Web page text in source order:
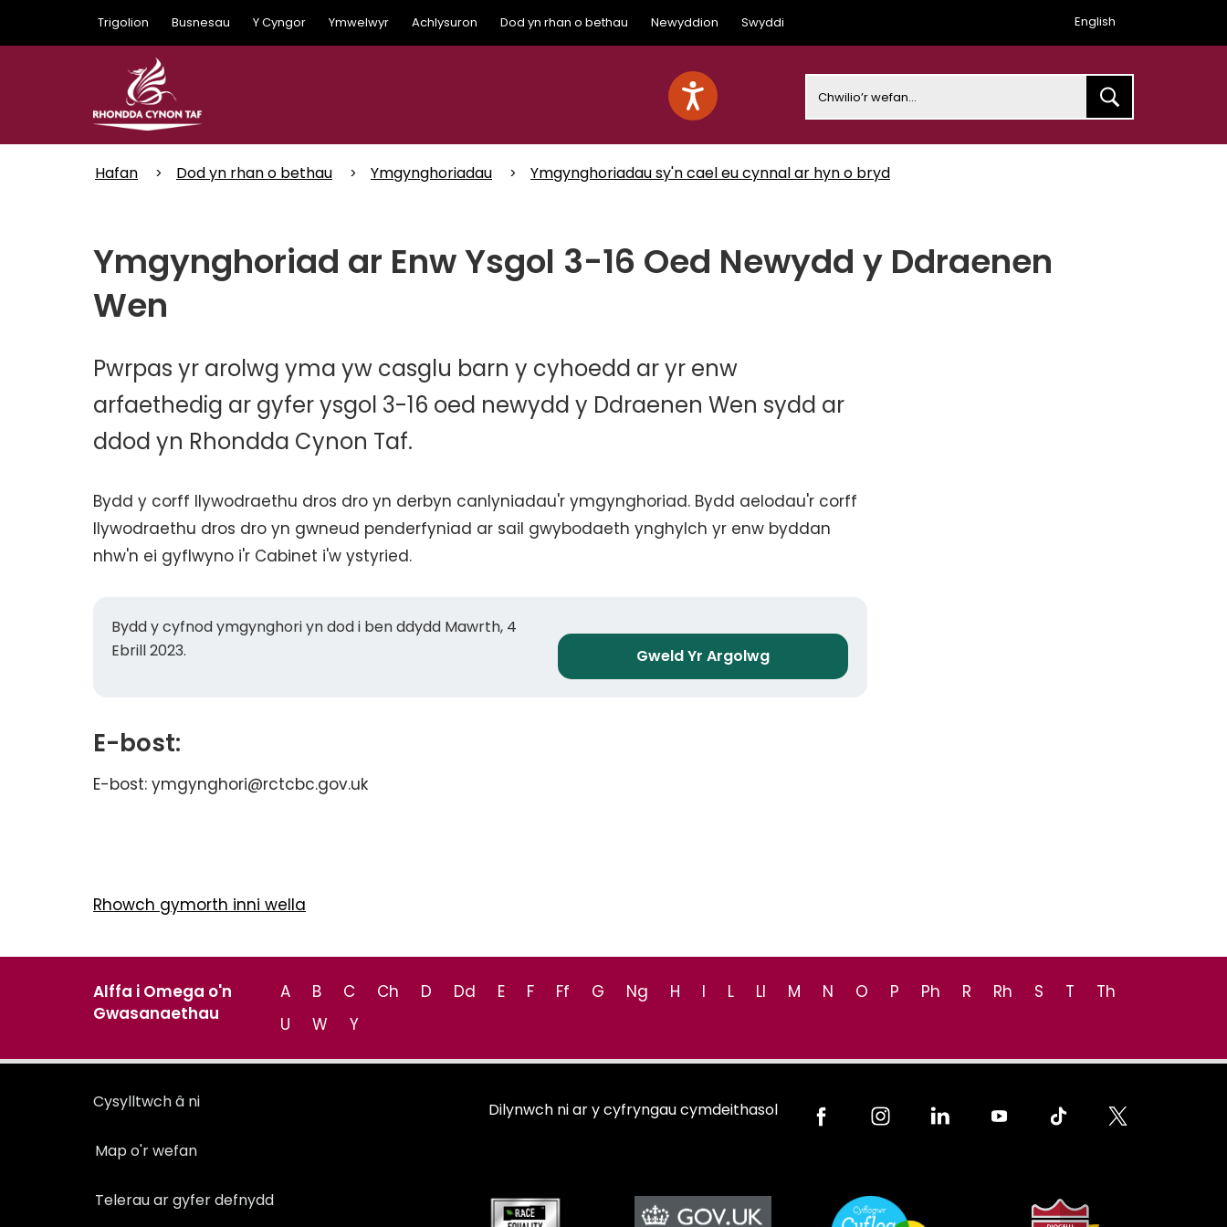
main
Trigolion Busnesau Y Cyngor Ymwelwyr Achlysuron Dod yn rhan o bethau Newyddion Swyddi English
Hafan Dod yn rhan o bethau Ymgynghoriadau Ymgynghoriadau sy'n cael eu cynnal ar hyn o bryd
Ymgynghoriad ar Enw Ysgol 3-16 Oed Newydd y Ddraenen
Wen
Pwrpas yr arolwg yma yw casglu barn y cyhoedd ar yr enw
arfaethedig ar gyfer ysgol 3-16 oed newydd y Ddraenen Wen sydd ar
ddod yn Rhondda Cynon Taf.
Bydd y corff llywodraethu dros dro yn derbyn canlyniadau'r ymgynghoriad. Bydd aelodau'r corff
llywodraethu dros dro yn gwneud penderfyniad ar sail gwybodaeth ynghylch yr enw byddan
nhw'n ei gyflwyno i'r Cabinet i'w ystyried.
Bydd y cyfnod ymgynghori yn dod i ben ddydd Mawrth, 4
Ebrill 2023.
Gweld Yr Argolwg
E-bost:
E-bost: ymgynghori@rctcbc.gov.uk
Rhowch gymorth inni wella
Alffa i Omega o'n
Gwasanaethau
A B C Ch D Dd E F Ff G Ng H I L Ll M N O P Ph R Rh S T
Th
U
W Y
Cysylltwch â ni
Map o'r wefan
Telerau ar gyfer defnydd
Dilynwch ni ar y cyfryngau cymdeithasol